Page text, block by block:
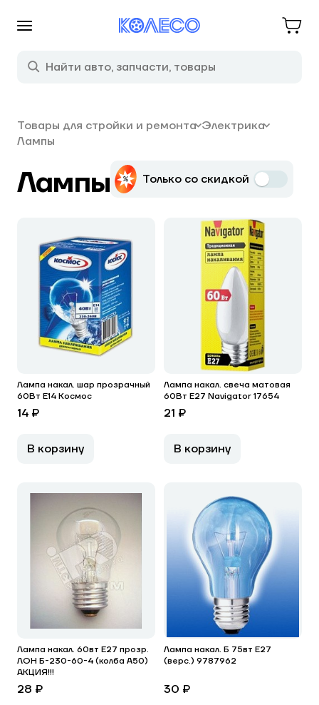
Товары для стройки и ремонта Электрика
Лампы
Лампы Только со скидкой
Лампа накал. шар прозрачный
60Вт E14 Космос
14 ₽
В корзину
Лампа накал. свеча матовая
60Вт E27 Navigator 17654
21 ₽
В корзину
Лампа накал. 60вт E27 прозр.
ЛОН Б-230-60-4 (колба А50)
АКЦИЯ!!!
28 ₽
Лампа накал. Б 75вт E27
(верс.) 9787962
30 ₽